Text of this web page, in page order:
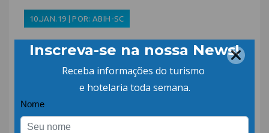
10.JAN.19 | POR: ABIH-SC
Votação do prêmio
Melhores Fornecedores
da Hotelaria de 2018
acontece até 31 de
janeiro